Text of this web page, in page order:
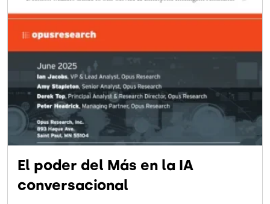
El poder del Más en la IA
conversacional